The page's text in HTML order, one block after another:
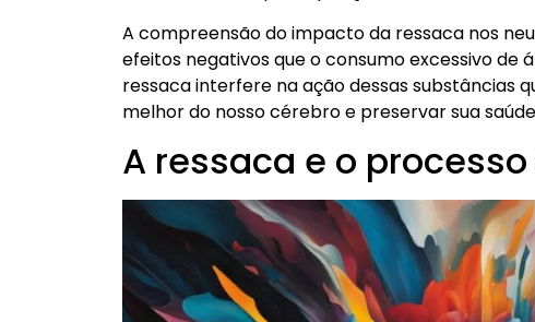
A compreensão do impacto da ressaca nos
efeitos negativos que o consumo excessivo
ressaca interfere na ação dessas substâncias
melhor do nosso cérebro e preservar sua
A ressaca e o